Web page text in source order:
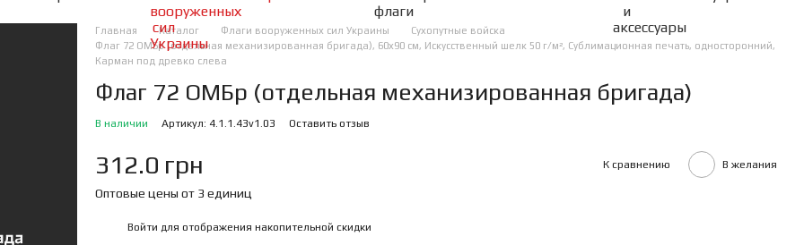
Главная Каталог Флаги вооруженных сил Украины
Сухопутные войска
Флаг 72 ОМБр (отдельная механизированная бригада), 60х90 см, Искусственный шелк 50 г/м², Сублимационная печать, односторонний,
Карман под древко слева
Флаг 72 ОМБр (отдельная механизированная бригада)
В наличии Артикул: 4.1.1.43v1.03 Оставить отзыв
312.0 грн К сравнению В желания
Оптовые цены от 3 единиц
Войти для отображения накопительной скидки